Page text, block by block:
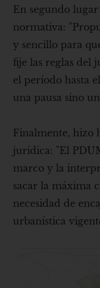
En segundo
normativa:
y sencillo para
fije las reglas del
el período hasta
una pausa sino
Finalmente, hizo
jurídica: "El
marco y la
sacar la máxima
necesidad de
urbanística